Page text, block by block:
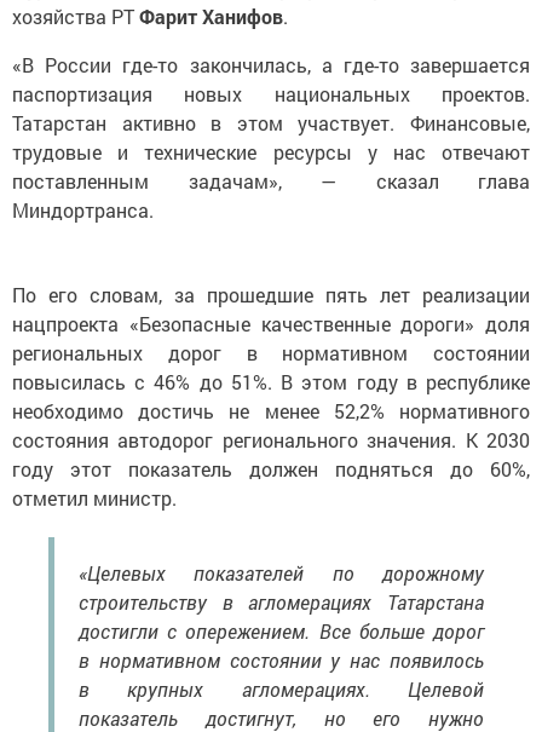
хозяйства РТФарит Ханифов.
«В России где-то закончилась, а где-то завершается
паспортизация новых национальных проектов.
Татарстан активно в этом участвует. Финансовые,
трудовые и технические ресурсы у нас отвечают
поставленным задачам», — сказал глава
Миндортранса.
По его словам, за прошедшие пять лет реализации
нацпроекта «Безопасные качественные дороги» доля
региональных дорог в нормативном состоянии
повысилась с 46% до 51%. В этом году в республике
необходимо достичь не менее 52,2% нормативного
состояния автодорог регионального значения. К 2030
году этот показатель должен подняться до 60%,
отметил министр.
«Целевых показателей по дорожному
строительству в агломерациях Татарстана
достигли с опережением. Все больше дорог
в нормативном состоянии у нас появилось
в крупных агломерациях. Целевой
показатель достигнут, но его нужно